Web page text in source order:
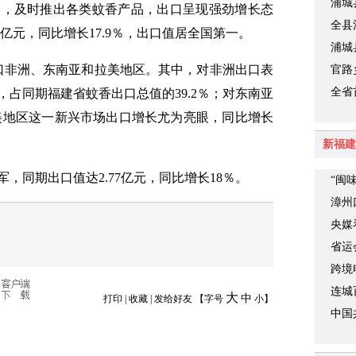
及时推出各类蚊香产品，出口呈现强劲增长态
，同比增长17.9％，出口值居全国第一。
洲、东南亚和拉美地区。其中，对非洲出口表
占同期福建省蚊香出口总值的39.2％；对东南亚
区这一新兴市场出口增长尤为亮眼，同比增长
同期出口值达2.77亿元，同比增长18％。
打印 收藏 发给好友 【字号 大 中 小】
浦城
机械
全县
浦城
官路
全省
新福建
“闽
漳州
央媒
时代
省运
跨境
连城
中国